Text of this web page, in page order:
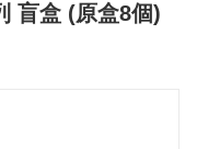
盲盒 (原盒8個)